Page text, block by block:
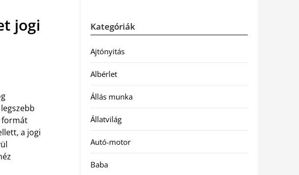
jogi
formát
a jogi
Kategóriák
Ajtónyitás
Albérlet
Állás munka
Állatvilág
Autó-motor
Baba